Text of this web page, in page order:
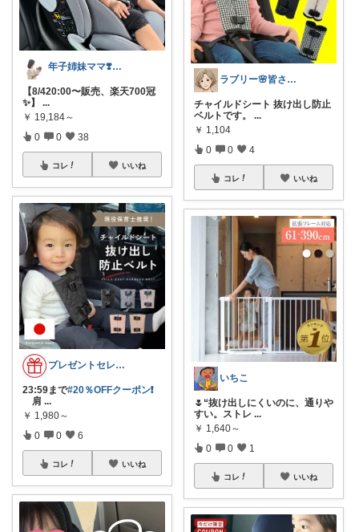
年子姉妹ママ❣️経由購入します🤝
【8/420:00〜販売、楽天700冠
✨】
...
￥ 19,184～
0 0 38
コレ いいね
プレゼントセレクト館024
23:59まで#20％OFFクーポン❗
肩 ...
￥ 1,980～
0 0 6
コレ いいね
ラブリー🌸皆さんありがとう
チャイルドシート 抜け出し防止
ベルトです。
...
￥ 1,104
0 0 4
コレ いいね
いちこ
🌷“抜け出しにくいのに、通りや
すい。ストレ ...
￥ 1,640～
0 0 1
コレ いいね